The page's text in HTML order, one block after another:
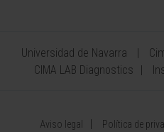
Universidad de Navarra
CIMA LAB Diagnostics
Aviso legal Política de